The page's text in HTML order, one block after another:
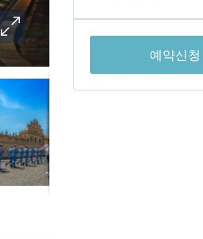
예약신청